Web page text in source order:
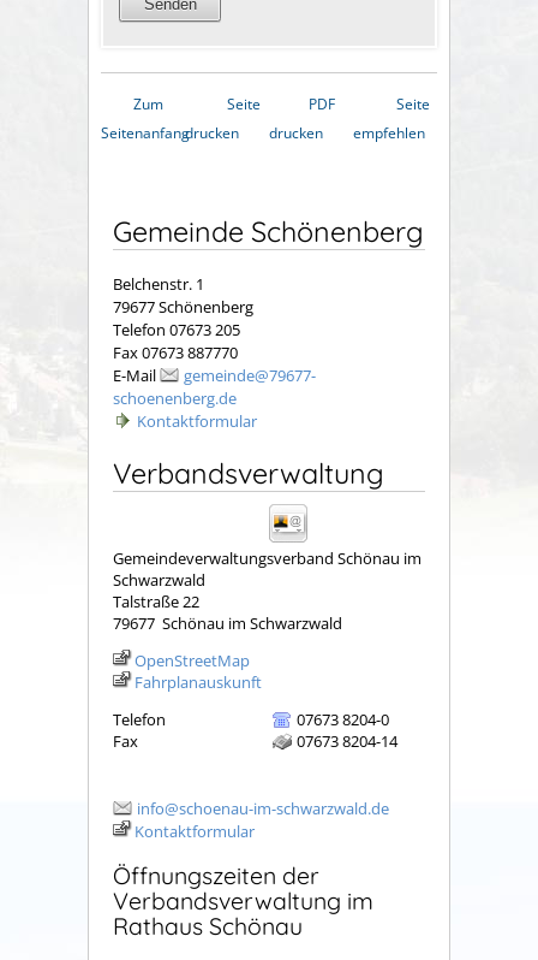
Zum
Seitenanfang
Seite
drucken
PDF
drucken
Seite
empfehlen
Gemeinde Schönenberg
Belchenstr. 1
79677 Schönenberg
Telefon 07673 205
Fax 07673 887770
E-Mail
gemeinde@79677-
schoenenberg.de
Kontaktformular
Verbandsverwaltung
Gemeindeverwaltungsverband Schönau im
Schwarzwald
Talstraße 22
79677 Schönau im Schwarzwald
OpenStreetMap
Fahrplanauskunft
Telefon
07673 8204-0
Fax
07673 8204-14
info@schoenau-im-schwarzwald.de
Kontaktformular
Öffnungszeiten der
Verbandsverwaltung im
Rathaus Schönau